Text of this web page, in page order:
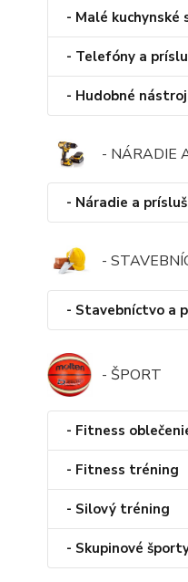
- Malé kuchynské
- Telefóny a
- Hudobné
- NÁRADIE
- Náradie a
-
- Stavebníctvo a
- ŠPORT
- Fitness
- Fitness tréning
- Silový tréning
- Skupinové